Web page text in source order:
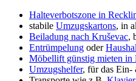
Halteverbotszone in
stabile Umzugskartons, in
Beiladung nach Kruševac,
Entrümpelung oder
Möbellift günstig mieten in
Umzugshelfer, für das Ein-